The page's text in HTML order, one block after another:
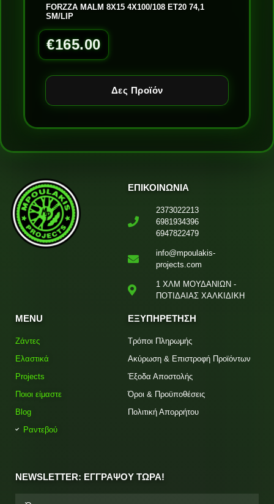
FORZZA MALM 8X15 4X100/108 ET20 74,1
SM/LIP
€165.00
Δες Προϊόν
ΕΠΙΚΟΙΝΩΝΙΑ
2373022213
6981934396
6947822479
info@mpoulakis-
projects.com
1 ΧΛΜ ΜΟΥΔΑΝΙΩΝ -
ΠΟΤΙΔΑΙΑΣ ΧΑΛΚΙΔΙΚΗ
MENU
Ζάντες
Ελαστικά
Projects
Ποιοι είμαστε
Blog
Ραντεβού
ΕΞΥΠΗΡΕΤΗΣΗ
Τρόποι Πληρωμής
Ακύρωση & Επιστροφή Προϊόντων
Έξοδα Αποστολής
Όροι & Προϋποθέσεις
Πολιτική Απορρήτου
NEWSLETTER: ΕΓΓΡΑΨΟΥ ΤΩΡΑ!